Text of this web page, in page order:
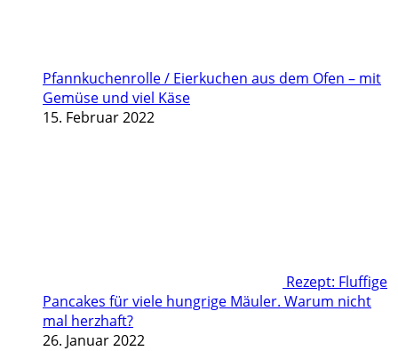
Pfannkuchenrolle / Eierkuchen aus dem Ofen – mit
Gemüse und viel Käse
15. Februar 2022
Rezept: Fluffige
Pancakes für viele hungrige Mäuler. Warum nicht
mal herzhaft?
26. Januar 2022